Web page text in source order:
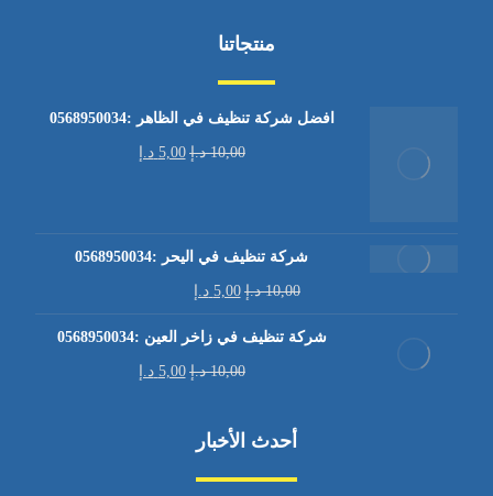
منتجاتنا
افضل شركة تنظيف في الظاهر :0568950034
10,00 د.إ 5,00 د.إ
شركة تنظيف في اليحر :0568950034
10,00 د.إ 5,00 د.إ
شركة تنظيف في زاخر العين :0568950034
10,00 د.إ 5,00 د.إ
أحدث الأخبار